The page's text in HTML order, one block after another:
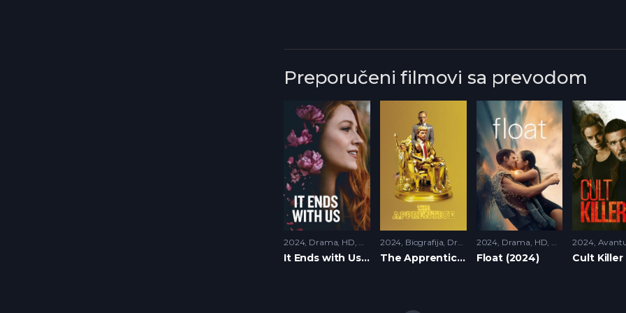
Preporučeni filmovi sa prevodom
2024 Drama HD Romantika
It Ends with Us (2024)
2024 Biografija Drama ,HD,Historija
The Apprentice (2024)
2024 Drama HD Romantika
Float (2024)
2024